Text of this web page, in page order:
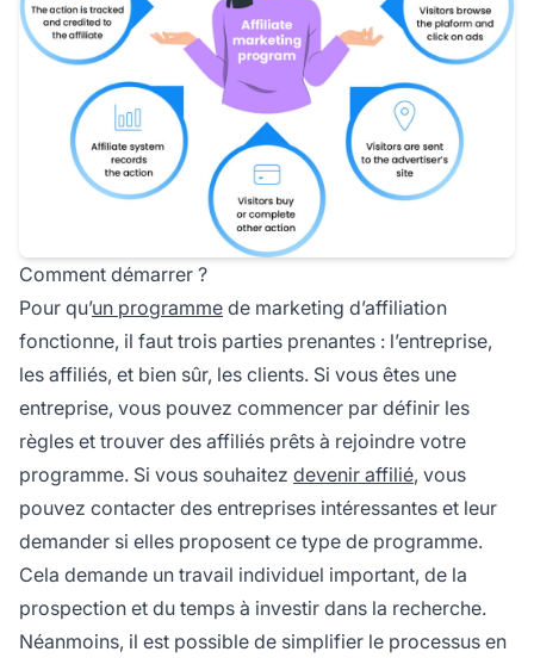
Comment démarrer ?
Pour qu’un programme de marketing d’affiliation
fonctionne, il faut trois parties prenantes : l’entreprise,
les affiliés, et bien sûr, les clients. Si vous êtes une
entreprise, vous pouvez commencer par définir les
règles et trouver des affiliés prêts à rejoindre votre
programme. Si vous souhaitez devenir affilié, vous
pouvez contacter des entreprises intéressantes et leur
demander si elles proposent ce type de programme.
Cela demande un travail individuel important, de la
prospection et du temps à investir dans la recherche.
Néanmoins, il est possible de simplifier le processus en